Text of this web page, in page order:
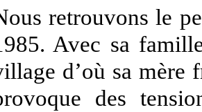
retrouvons le
Avec sa
d’où sa mère
des